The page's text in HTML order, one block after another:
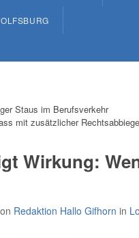
mit zusätzlicher
Wirkung:
Redaktion Hallo Gifhorn in